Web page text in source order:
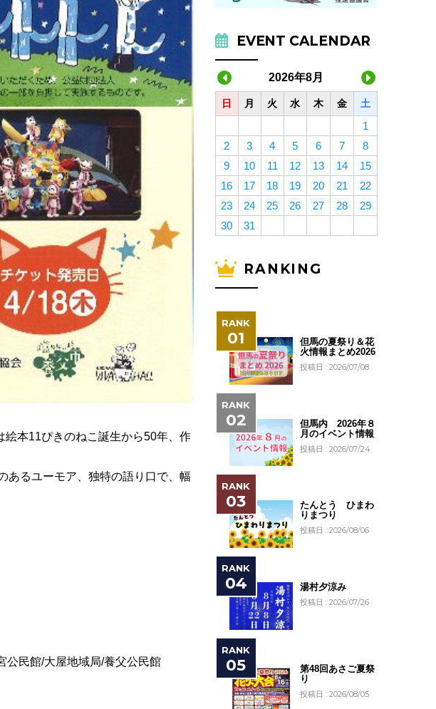
本11ぴきのねこ誕生から50年、作
あるユーモア、独特の語り口で、幅
公民館/大屋地域局/養父公民館
EVENT CALENDAR
2026年8月
日 月 火 水 木 金 土
1
2
3 4 5 6 7
8
9
10 11 12 13 14
15
16
17 18 19 20 21
22
23
24 25 26 27 28
29
30
31
RANKING
但馬の夏祭り＆花
火情報まとめ2026
投稿日 : 2026/07/08
但馬内 2026年８
月のイベント情報
投稿日 : 2026/07/24
たんとう ひまわ
りまつり
投稿日 : 2026/08/06
湯村夕涼み
投稿日 : 2026/07/26
第48回あさご夏祭
り
投稿日 : 2026/08/05